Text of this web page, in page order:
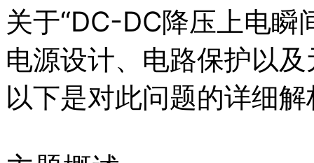
关于“DC-DC降压上电瞬
电源设计、电路保护以
以下是对此问题的详细解